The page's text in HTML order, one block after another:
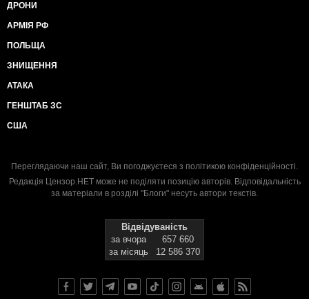
ДРОНИ
АРМІЯ РФ
ПОЛЬЩА
ЗНИЩЕННЯ
АТАКА
ГЕНШТАБ ЗС
США
Переглядаючи наш сайт, Ви погоджуєтеся з політикою конфіденційності.
Редакція Цензор.НЕТ може не поділяти позицію авторів. Відповідальність
за матеріали в розділі "Блоги" несуть автори текстів.
Відвідуваність
за вчора
657 660
за місяць
12 586 370